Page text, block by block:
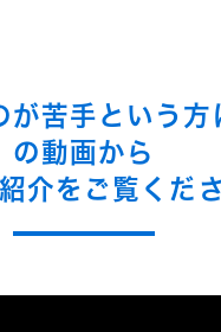
が苦手という方
の動画から
介をご覧くだ